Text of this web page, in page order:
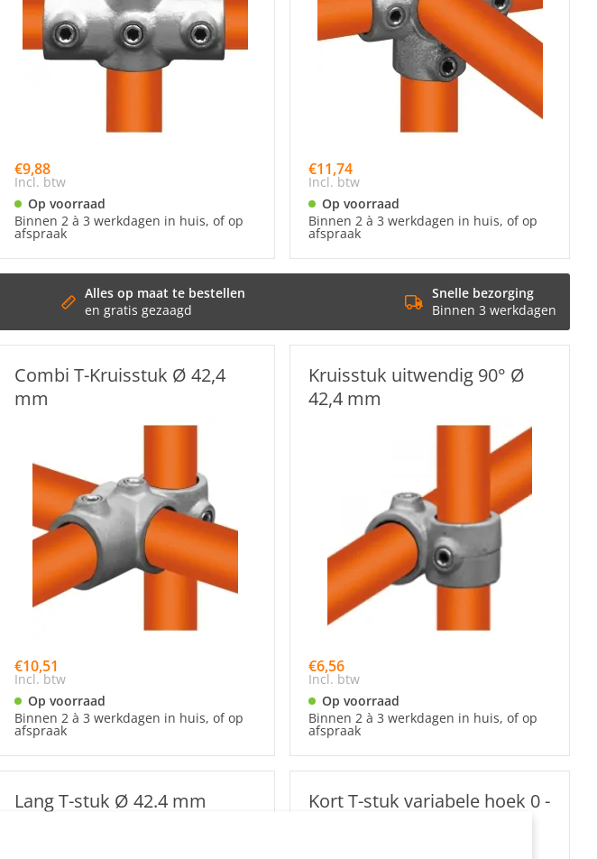
€9,88
Incl. btw
Op voorraad
Binnen 2 à 3 werkdagen in huis, of op
afspraak
€11,74
Incl. btw
Op voorraad
Binnen 2 à 3 werkdagen in huis, of op
afspraak
Alles op maat te bestellen
en gratis gezaagd
Snelle bezorging
Binnen 3 werkdagen
Combi T-Kruisstuk Ø 42,4
mm
€10,51
Incl. btw
Op voorraad
Binnen 2 à 3 werkdagen in huis, of op
afspraak
Kruisstuk uitwendig 90° Ø
42,4 mm
€6,56
Incl. btw
Op voorraad
Binnen 2 à 3 werkdagen in huis, of op
afspraak
Lang T-stuk Ø 42.4 mm
Kort T-stuk variabele hoek 0 -